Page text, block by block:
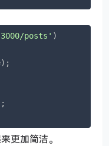
posts' )
更加简洁。